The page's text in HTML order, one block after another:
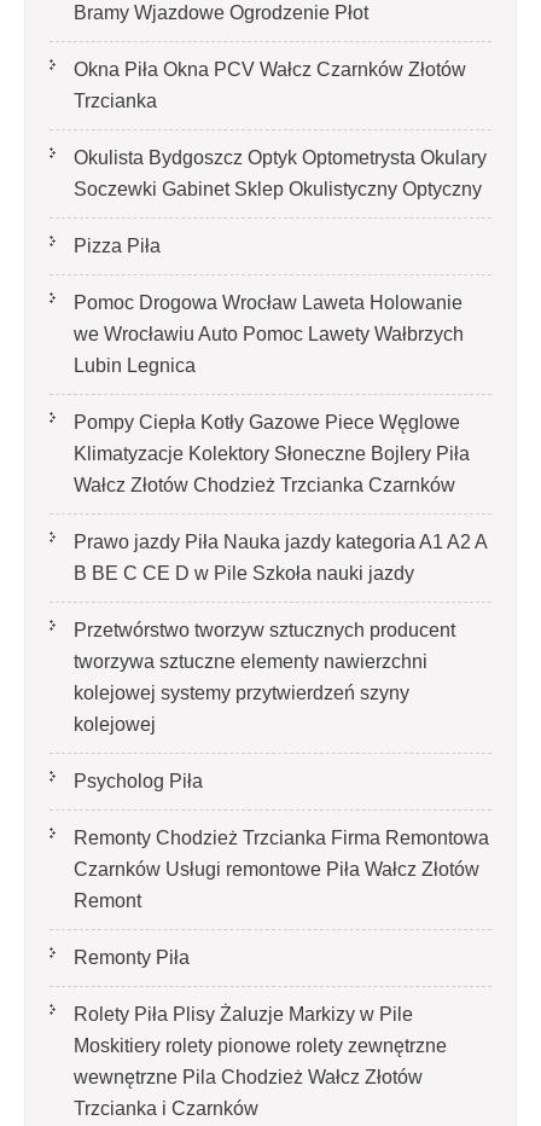
Bramy Wjazdowe Ogrodzenie Płot
Okna Piła Okna PCV Wałcz Czarnków Złotów
Trzcianka
Okulista Bydgoszcz Optyk Optometrysta Okulary
Soczewki Gabinet Sklep Okulistyczny Optyczny
Pizza Piła
Pomoc Drogowa Wrocław Laweta Holowanie
we Wrocławiu Auto Pomoc Lawety Wałbrzych
Lubin Legnica
Pompy Ciepła Kotły Gazowe Piece Węglowe
Klimatyzacje Kolektory Słoneczne Bojlery Piła
Wałcz Złotów Chodzież Trzcianka Czarnków
Prawo jazdy Piła Nauka jazdy kategoria A1 A2 A
B BE C CE D‎ w Pile Szkoła nauki jazdy
Przetwórstwo tworzyw sztucznych producent
tworzywa sztuczne elementy nawierzchni
kolejowej systemy przytwierdzeń szyny
kolejowej
Psycholog Piła
Remonty Chodzież Trzcianka Firma Remontowa
Czarnków Usługi remontowe Piła Wałcz Złotów
Remont
Remonty Piła
Rolety Piła Plisy Żaluzje Markizy w Pile
Moskitiery rolety pionowe rolety zewnętrzne
wewnętrzne Pila Chodzież Wałcz Złotów
Trzcianka i Czarnków